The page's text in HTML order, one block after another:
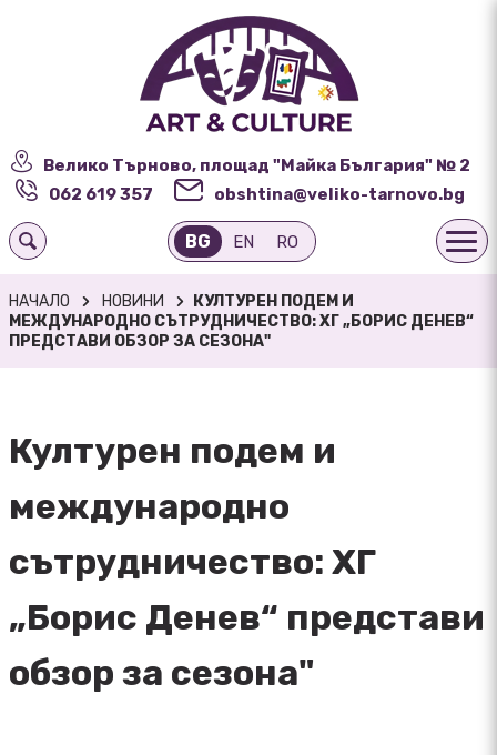
Велико Търново, площад "Майка България" № 2
062 619 357
obshtina@veliko-tarnovo.bg
BG EN RO
НАЧАЛО НОВИНИ
КУЛТУРЕН ПОДЕМ И
МЕЖДУНАРОДНО СЪТРУДНИЧЕСТВО: ХГ „БОРИС ДЕНЕВ“
ПРЕДСТАВИ ОБЗОР ЗА СЕЗОНА"
Културен подем и
международно
сътрудничество: ХГ
„Борис Денев“ представи
обзор за сезона"